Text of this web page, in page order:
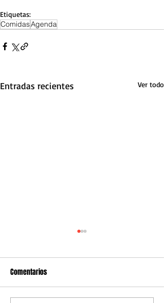
Etiquetas:
ComidasAgenda
Entradas recientes Ver todo
Comentarios